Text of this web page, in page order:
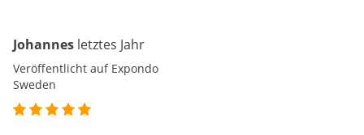
Johannes letztes Jahr
Veröffentlicht auf Expondo
Sweden